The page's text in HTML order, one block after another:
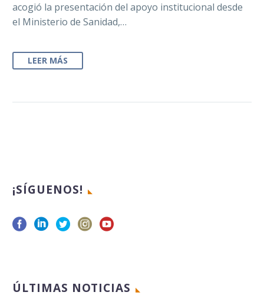
acogió la presentación del apoyo institucional desde
el Ministerio de Sanidad,…
LEER MÁS
¡SÍGUENOS!
ÚLTIMAS NOTICIAS